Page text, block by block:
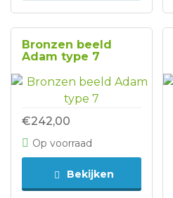
Bronzen beeld
Adam type 7
€242,00
Op voorraad
Bekijken